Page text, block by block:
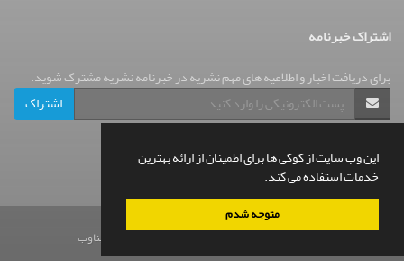
این وب سایت از کوکی ها برای اطمینان از ارائه بهترین
خدمات استفاده می کند.
متوجه شدم
اشتراک خبرنامه
برای دریافت اخبار و اطلاعیه های مهم نشریه در خبرنامه نشریه مشترک شوید.
اشتراک
© سامانه مدیریت نشریات علمی.قدرت گرفته از سیناوب